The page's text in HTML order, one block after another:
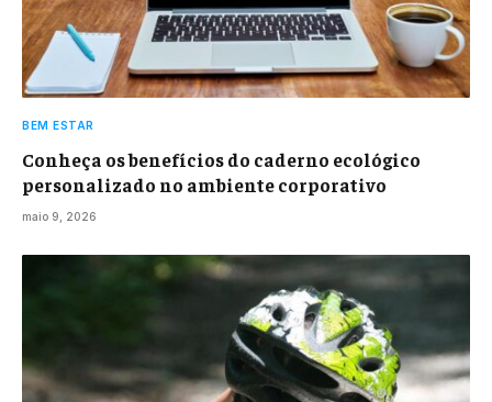
BEM ESTAR
Conheça os benefícios do caderno ecológico
personalizado no ambiente corporativo
maio 9, 2026